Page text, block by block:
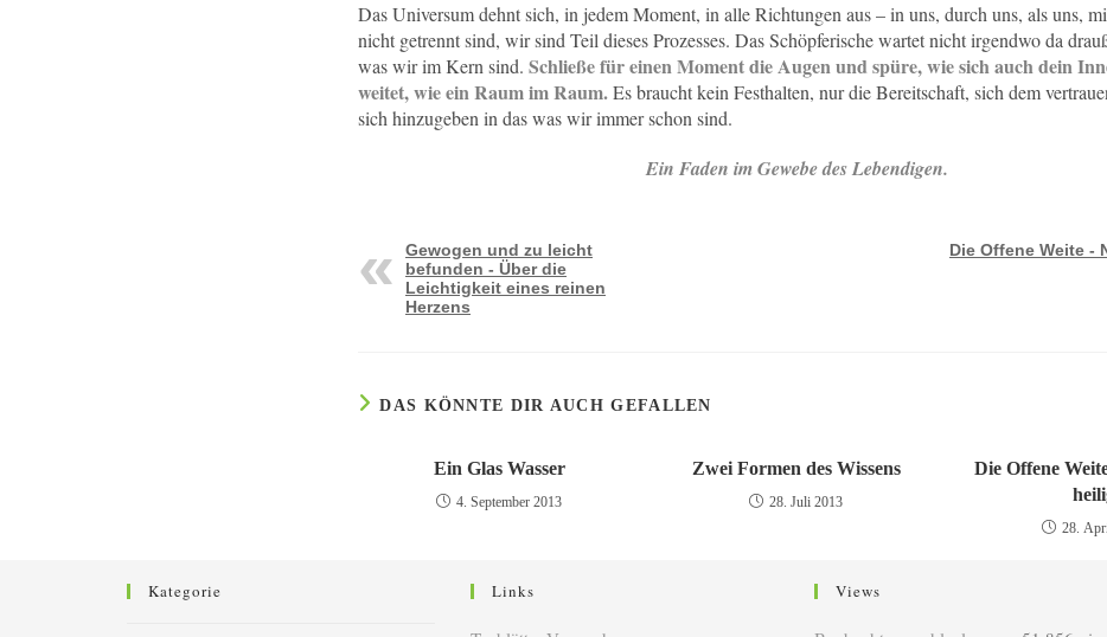
Das Universum dehnt sich, in jedem Moment, in alle Richtungen aus – in uns, durch uns, als uns,
nicht getrennt sind, wir sind Teil dieses Prozesses. Das Schöpferische wartet nicht irgendwo da
was wir im Kern sind. Schließe für einen Moment die Augen und spüre, wie sich auch dein
weitet, wie ein Raum im Raum.Es braucht kein Festhalten, nur die Bereitschaft, sich dem
sich hinzugeben in das was wir immer schon sind.
Ein Faden im Gewebe des Lebendigen.
Gewogen und zu leicht
befunden - Über die
Leichtigkeit eines reinen
Herzens
Die Offene Weite -
DAS KÖNNTE DIR AUCH GEFALLEN
Ein Glas Wasser
4. September 2013
Zwei Formen des Wissens
28. Juli 2013
Die Offene
28.
Kategorie Links Views